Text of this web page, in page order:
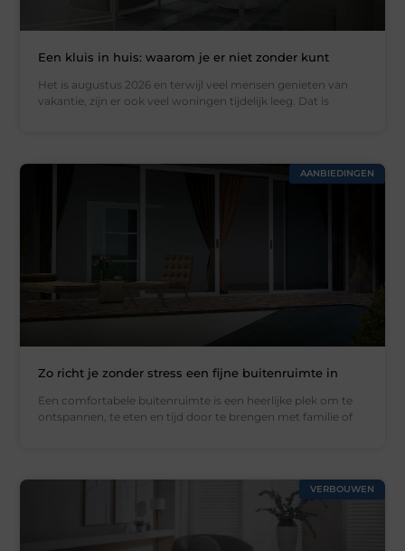
Een kluis in huis: waarom je er niet zonder kunt
Het is augustus 2026 en terwijl veel mensen genieten van
vakantie, zijn er ook veel woningen tijdelijk leeg. Dat is
AANBIEDINGEN
Zo richt je zonder stress een fijne buitenruimte in
Een comfortabele buitenruimte is een heerlijke plek om te
ontspannen, te eten en tijd door te brengen met familie of
VERBOUWEN